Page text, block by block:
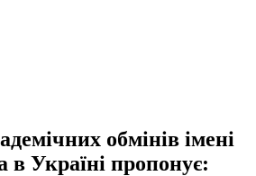
обмiнiв iменi
в Україні пропонує: